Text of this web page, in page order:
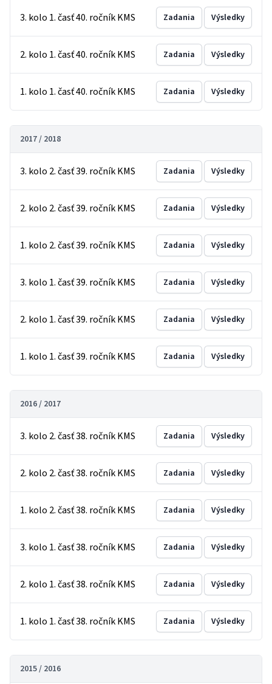
3. kolo 1. časť 40. ročník KMS Zadania Výsledky
2. kolo 1. časť 40. ročník KMS Zadania Výsledky
1. kolo 1. časť 40. ročník KMS Zadania Výsledky
2017 / 2018
3. kolo 2. časť 39. ročník KMS Zadania Výsledky
2. kolo 2. časť 39. ročník KMS Zadania Výsledky
1. kolo 2. časť 39. ročník KMS Zadania Výsledky
3. kolo 1. časť 39. ročník KMS Zadania Výsledky
2. kolo 1. časť 39. ročník KMS Zadania Výsledky
1. kolo 1. časť 39. ročník KMS Zadania Výsledky
2016 / 2017
3. kolo 2. časť 38. ročník KMS Zadania Výsledky
2. kolo 2. časť 38. ročník KMS Zadania Výsledky
1. kolo 2. časť 38. ročník KMS Zadania Výsledky
3. kolo 1. časť 38. ročník KMS Zadania Výsledky
2. kolo 1. časť 38. ročník KMS Zadania Výsledky
1. kolo 1. časť 38. ročník KMS Zadania Výsledky
2015 / 2016